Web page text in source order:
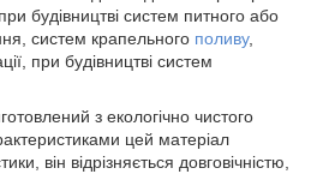
будівництві систем питного або
систем крапельного поливу,
при будівництві систем
з екологічно чистого
цей матеріал
він відрізняється довговічністю,